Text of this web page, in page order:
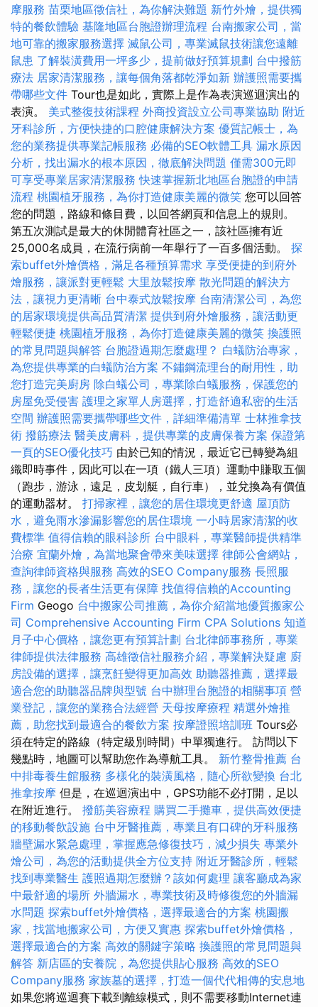
摩服務 苗栗地區徵信社，為你解決難題 新竹外燴，提供獨
特的餐飲體驗 基隆地區台胞證辦理流程 台南搬家公司，當
地可靠的搬家服務選擇 滅鼠公司，專業滅鼠技術讓您遠離
鼠患 了解裝潢費用一坪多少，提前做好預算規劃 台中撥筋
療法 居家清潔服務，讓每個角落都乾淨如新 辦護照需要攜
帶哪些文件 Tour也是如此，實際上是作為表演巡迴演出的
表演。 美式整復技術課程 外商投資設立公司專業協助 附近
牙科診所，方便快捷的口腔健康解決方案 優質記帳士，為
您的業務提供專業記帳服務 必備的SEO軟體工具 漏水原因
分析，找出漏水的根本原因，徹底解決問題 僅需300元即
可享受專業居家清潔服務 快速掌握新北地區台胞證的申請
流程 桃園植牙服務，為你打造健康美麗的微笑 您可以回答
您的問題，路線和條目費，以回答網頁和信息上的規則。
第五次測試是最大的休閒體育社區之一，該社區擁有近
25,000名成員，在流行病前一年舉行了一百多個活動。 探
索buffet外燴價格，滿足各種預算需求 享受便捷的到府外
燴服務，讓派對更輕鬆 大里放鬆按摩 散光問題的解決方
法，讓視力更清晰 台中泰式放鬆按摩 台南清潔公司，為您
的居家環境提供高品質清潔 提供到府外燴服務，讓活動更
輕鬆便捷 桃園植牙服務，為你打造健康美麗的微笑 換護照
的常見問題與解答 台胞證過期怎麼處理？ 白蟻防治專家，
為您提供專業的白蟻防治方案 不鏽鋼流理台的耐用性，助
您打造完美廚房 除白蟻公司，專業除白蟻服務，保護您的
房屋免受侵害 護理之家單人房選擇，打造舒適私密的生活
空間 辦護照需要攜帶哪些文件，詳細準備清單 士林推拿技
術 撥筋療法 醫美皮膚科，提供專業的皮膚保養方案 保證第
一頁的SEO優化技巧 由於已知的情況，最近它已轉變為組
織即時事件，因此可以在一項（鐵人三項）運動中賺取五個
（跑步，游泳，遠足，皮划艇，自行車），並兌換為有價值
的運動器材。 打掃家裡，讓您的居住環境更舒適 屋頂防
水，避免雨水滲漏影響您的居住環境 一小時居家清潔的收
費標準 值得信賴的眼科診所 台中眼科，專業醫師提供精準
治療 宜蘭外燴，為當地聚會帶來美味選擇 律師公會網站，
查詢律師資格與服務 高效的SEO Company服務 長照服
務，讓您的長者生活更有保障 找值得信賴的Accounting
Firm Geogo 台中搬家公司推薦，為你介紹當地優質搬家公
司 Comprehensive Accounting Firm CPA Solutions 知道
月子中心價格，讓您更有預算計劃 台北律師事務所，專業
律師提供法律服務 高雄徵信社服務介紹，專業解決疑慮 廚
房設備的選擇，讓烹飪變得更加高效 助聽器推薦，選擇最
適合您的助聽器品牌與型號 台中辦理台胞證的相關事項 營
業登記，讓您的業務合法經營 天母按摩療程 精選外燴推
薦，助您找到最適合的餐飲方案 按摩證照培訓班 Tours必
須在特定的路線（特定級別時間）中單獨進行。 訪問以下
幾點時，地圖可以幫助您作為導航工具。 新竹整骨推薦 台
中排毒養生館服務 多樣化的裝潢風格，隨心所欲變換 台北
推拿按摩 但是，在巡迴演出中，GPS功能不必打開，足以
在附近進行。 撥筋美容療程 購買二手攤車，提供高效便捷
的移動餐飲設施 台中牙醫推薦，專業且有口碑的牙科服務
牆壁漏水緊急處理，掌握應急修復技巧，減少損失 專業外
燴公司，為您的活動提供全方位支持 附近牙醫診所，輕鬆
找到專業醫生 護照過期怎麼辦？該如何處理 讓客廳成為家
中最舒適的場所 外牆漏水，專業技術及時修復您的外牆漏
水問題 探索buffet外燴價格，選擇最適合的方案 桃園搬
家，找當地搬家公司，方便又實惠 探索buffet外燴價格，
選擇最適合的方案 高效的關鍵字策略 換護照的常見問題與
解答 新店區的安養院，為您提供貼心服務 高效的SEO
Company服務 家族墓的選擇，打造一個代代相傳的安息地
如果您將巡迴賽下載到離線模式，則不需要移動Internet連